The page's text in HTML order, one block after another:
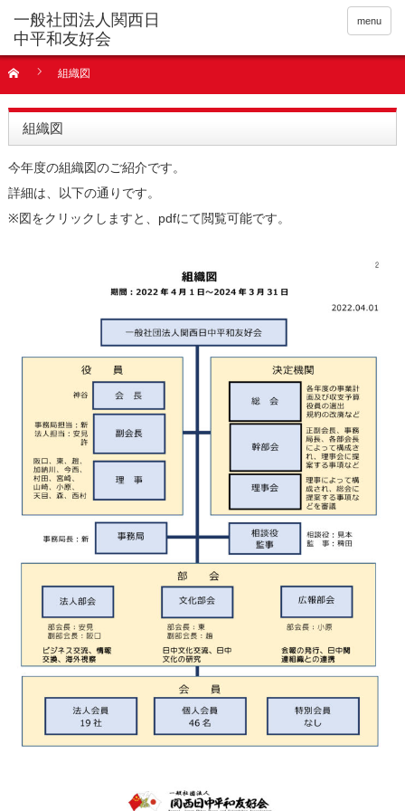
menu
組織図
組織図
今年度の組織図のご紹介です。
詳細は、以下の通りです。
※図をクリックしますと、pdfにて閲覧可能です。